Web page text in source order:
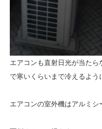
エアコンも直射日光が当た
で寒いくらいまで冷えるよう
エアコンの室外機はアルミシ